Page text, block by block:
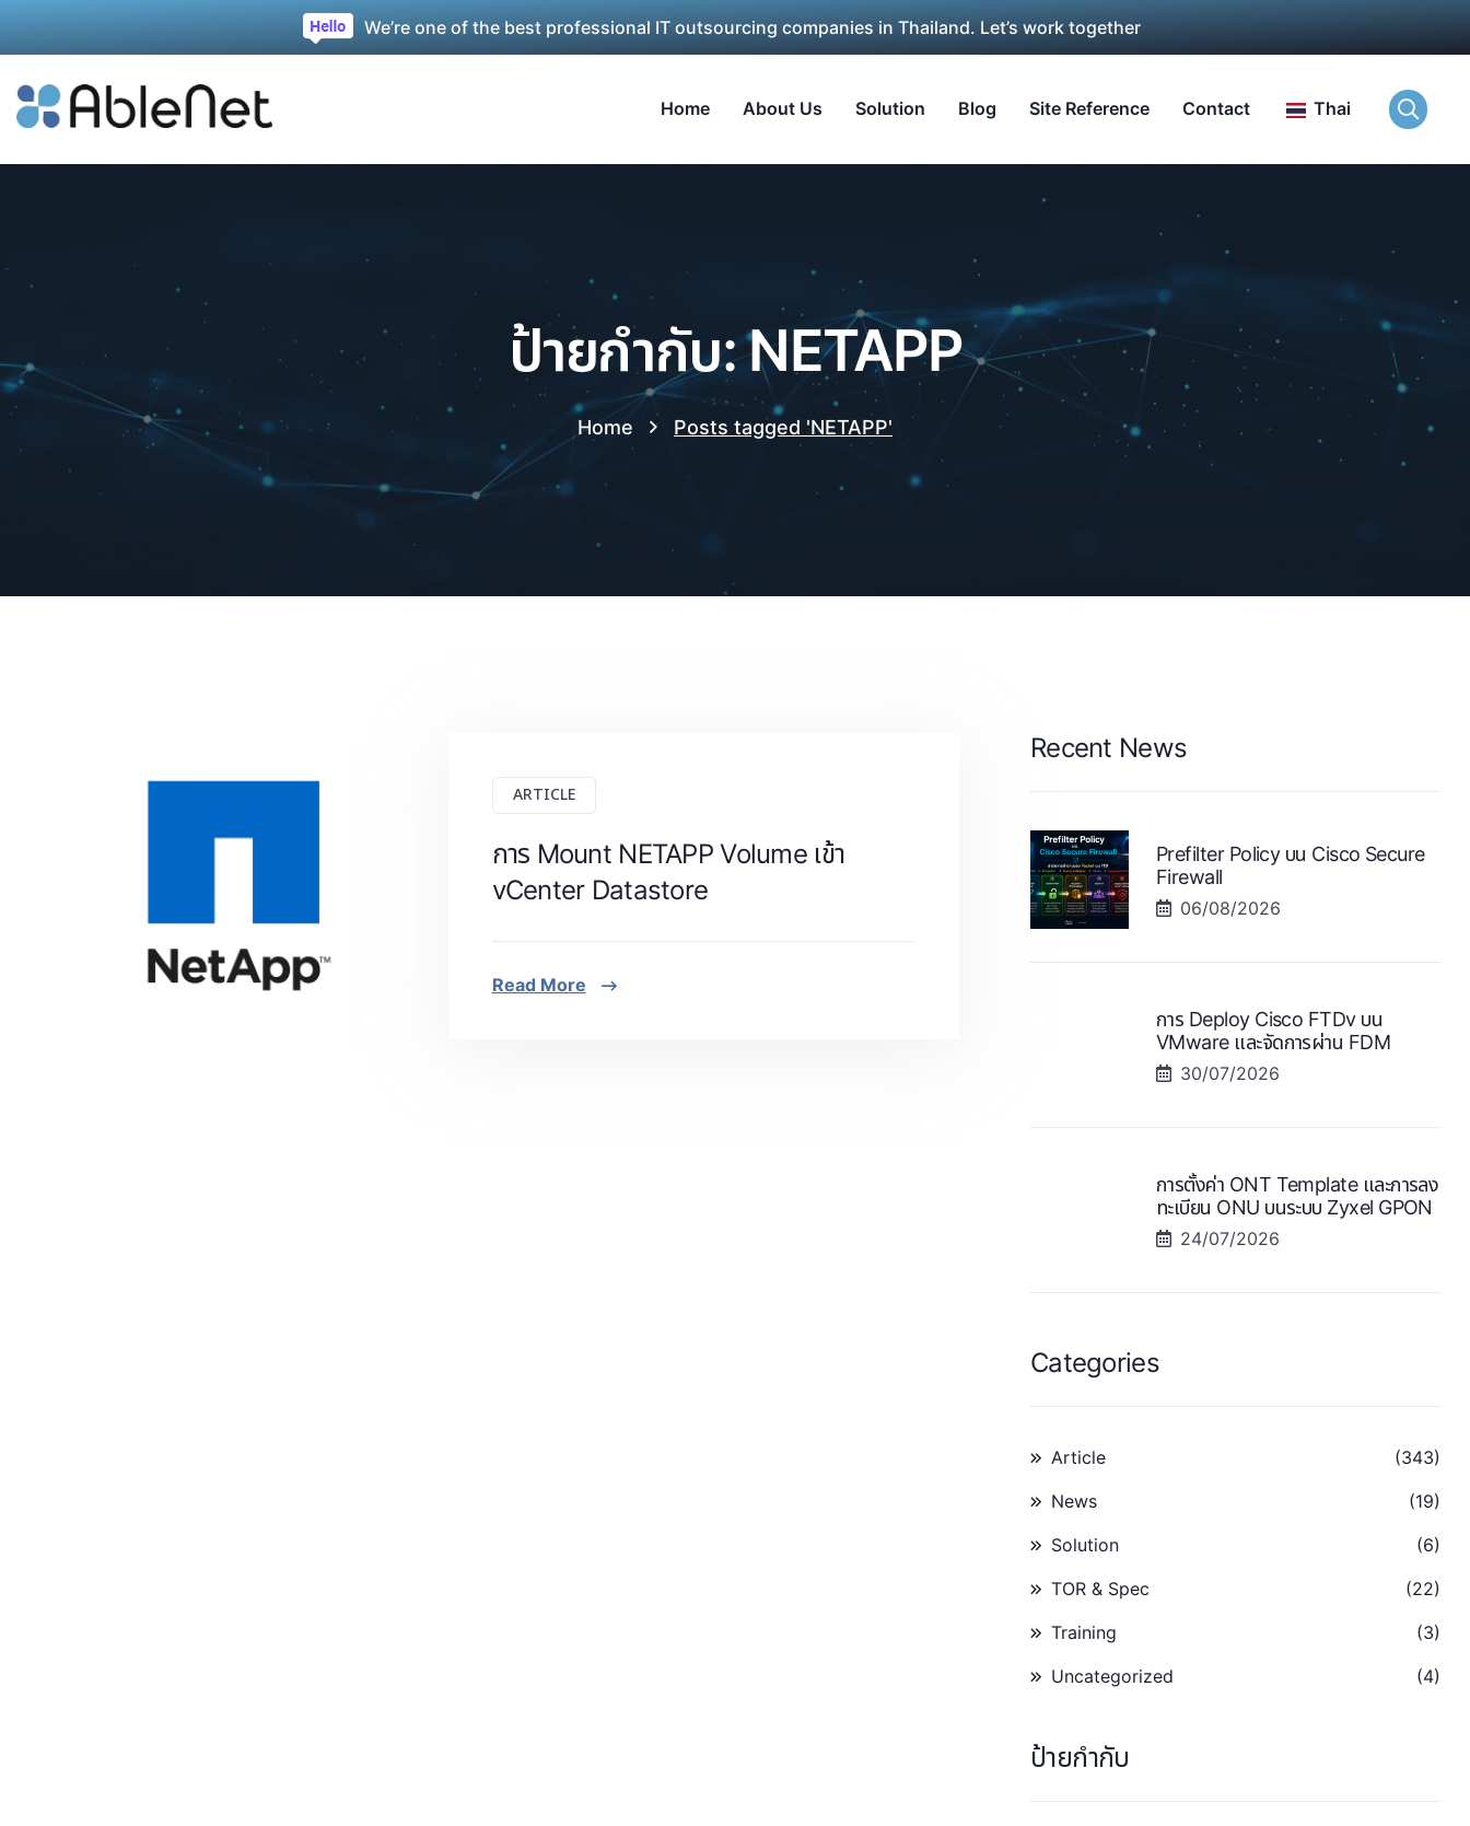
We’re one of the best professional IT outsourcing companies in Thailand. Let’s work together
Home About Us Solution Blog Site Reference Contact Thai
ป้ายกำกับ: NETAPP
Home Posts tagged 'NETAPP'
ARTICLE
การ Mount NETAPP Volume เข้า
vCenter Datastore
Read More
Recent News
Prefilter Policy บน Cisco Secure
Firewall
06/08/2026
การ Deploy Cisco FTDv บน
VMware และจัดการผ่าน FDM
30/07/2026
การตั้งค่า ONT Template และการลง
ทะเบียน ONU บนระบบ Zyxel GPON
24/07/2026
Categories
Article (343)
News (19)
Solution (6)
TOR & Spec (22)
Training (3)
Uncategorized (4)
ป้ายกำกับ